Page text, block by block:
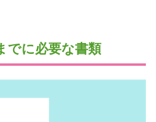
でに必要な書類